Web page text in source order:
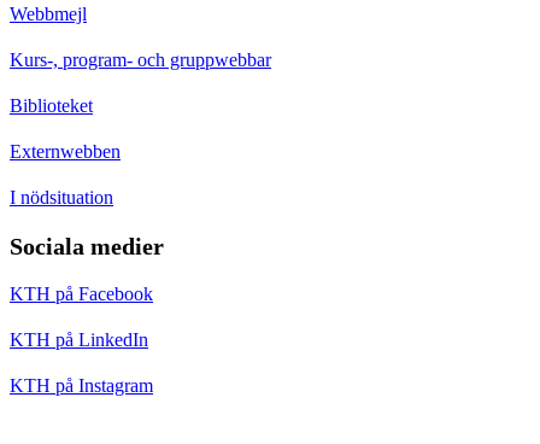
Webbmejl
Kurs-, program- och gruppwebbar
Biblioteket
Externwebben
I nödsituation
Sociala medier
KTH på Facebook
KTH på LinkedIn
KTH på Instagram